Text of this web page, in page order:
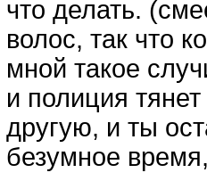
что делать.
волос, так что
мной такое
и полиция
другую, и ты
безумное